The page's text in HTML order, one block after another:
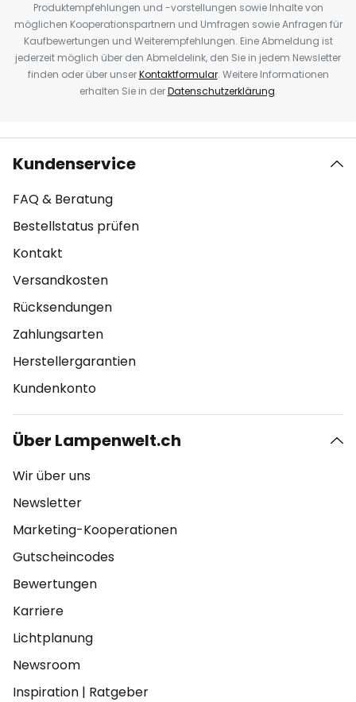
Produktempfehlungen und -vorstellungen sowie Inhalte von
möglichen Kooperationspartnern und Umfragen sowie Anfragen für
Kaufbewertungen und Weiterempfehlungen. Eine Abmeldung ist
jederzeit möglich über den Abmeldelink, den Sie in jedem Newsletter
finden oder über unserKontaktformular. Weitere Informationen
erhalten Sie in derDatenschutzerklärung.
Kundenservice
FAQ & Beratung
Bestellstatus prüfen
Kontakt
Versandkosten
Rücksendungen
Zahlungsarten
Herstellergarantien
Kundenkonto
Über Lampenwelt.ch
Wir über uns
Newsletter
Marketing-Kooperationen
Gutscheincodes
Bewertungen
Karriere
Lichtplanung
Newsroom
Inspiration | Ratgeber